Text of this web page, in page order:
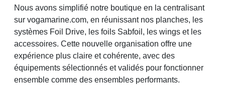
Nous avons simplifié notre boutique en la centralisant
sur vogamarine.com, en réunissant nos planches, les
systèmes Foil Drive, les foils Sabfoil, les wings et les
accessoires. Cette nouvelle organisation offre une
expérience plus claire et cohérente, avec des
équipements sélectionnés et validés pour fonctionner
ensemble comme des ensembles performants.